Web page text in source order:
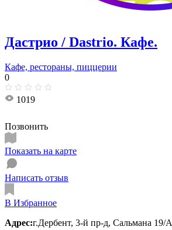
Дастрио / Dastrio. Кафе.
Кафе, рестораны, пиццерии
0
1019
Позвонить
Показать на карте
Написать отзыв
В Избранное
Адрес:г.Дербент, 3-й пр-д, Сальмана 19/А